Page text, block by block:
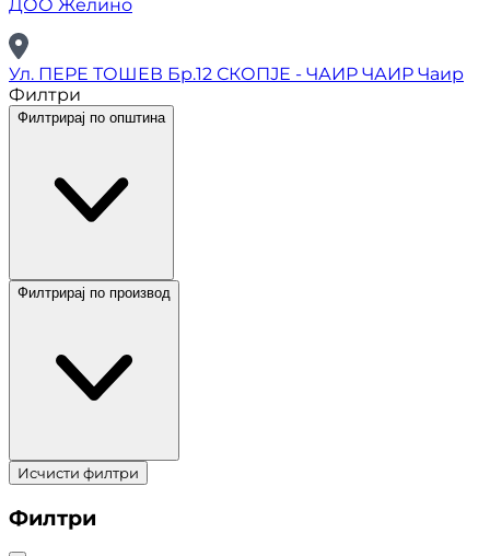
ДОО Желино
Ул. ПЕРЕ ТОШЕВ Бр.12 СКОПЈЕ - ЧАИР ЧАИР Чаир
Филтри
Филтрирај по општина
Филтрирај по производ
Исчисти филтри
Филтри